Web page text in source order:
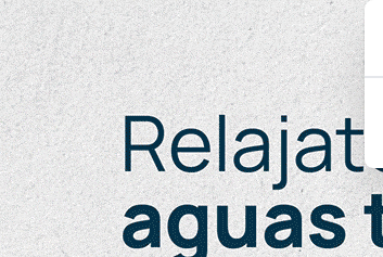
Jueves 6deAgostode 2026
Neuquinidad Gabinete